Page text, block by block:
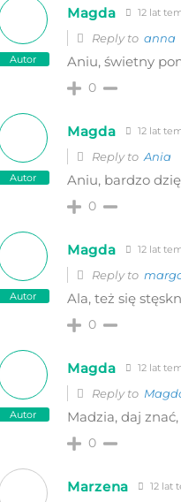
Autor
Magda 12 lat
Reply to anna
Aniu, świetny
0
Autor
Magda 12 lat
Reply to Ania
Aniu, bardzo
0
Autor
Magda 12 lat
Reply to
Ala, też się
0
Autor
Magda 12 lat
Reply to
Madzia, daj
0
Marzena 12 lat